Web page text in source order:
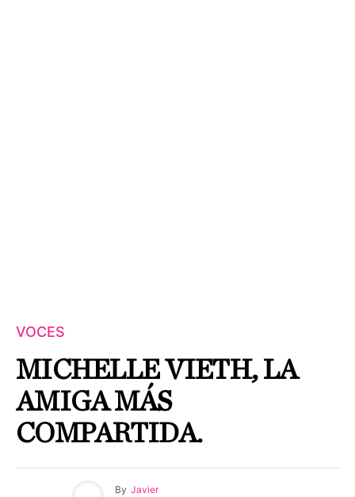
VOCES
MICHELLE VIETH, LA
AMIGA MÁS
COMPARTIDA.
By Javier